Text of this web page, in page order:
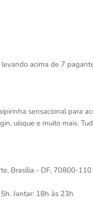
acima de 7
sensacional para
uísque e muito mais.
Brasília - DF, 70800-110
Jantar: 18h às 23h